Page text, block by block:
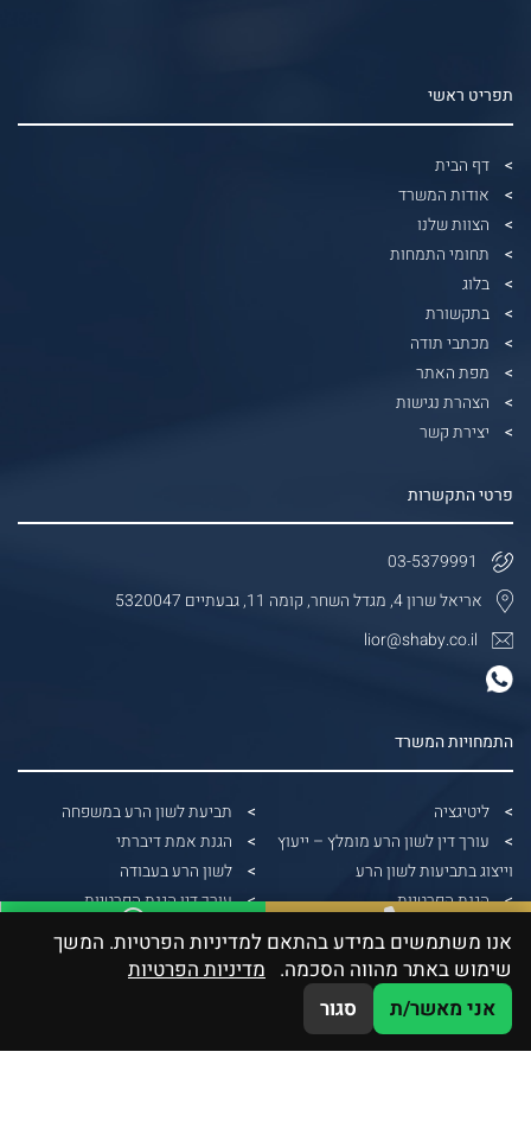
תפריט ראשי
דף הבית
אודות המשרד
הצוות שלנו
תחומי התמחות
בלוג
בתקשורת
מכתבי תודה
מפת האתר
הצהרת נגישות
יצירת קשר
התמחויות המשרד
ליטיגציה
עורך דין לשון הרע מומלץ – ייעוץ
וייצוג בתביעות לשון הרע
הגנת הפרטיות
דיני בנקאות
גבייה משפטית
דיני חוזים וחברות
תביעה על שיימינג
תביעת לשון הרע במשפחה
הגנת אמת דיברתי
לשון הרע בעבודה
עורך דין הגנת הפרטיות
עורך דין הוצאת דיבה
תביעת לשון הרע
פרטי התקשרות
03-5379991
אריאל שרון 4, מגדל השחר, קומה 11, גבעתיים 5320047
lior@shaby.co.il
03-5379991
WhatsApp
אנו משתמשים במידע בהתאם למדיניות הפרטיות. המשך
שימוש באתר מהווה הסכמה. מדיניות הפרטיות
אני מאשר/ת
סגור